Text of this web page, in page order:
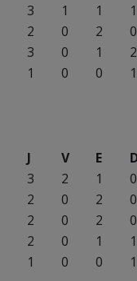
3 1 1
1
2 0 2
0
3 0 1
2
1 0 0 1
J V E
3 2 1
0
2 0 2
0
2 0 2
0
2 0 1
1
1 0 0 1